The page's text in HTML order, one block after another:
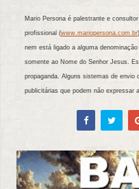
Mario Persona é palestrante e
profissional (www.mariopersona.com.br
nem está ligado a alguma
somente ao Nome do Senhor Jesus.
propaganda. Alguns sistemas de envio
publicitárias que podem não expressar